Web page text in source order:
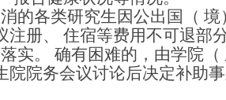
的各类研究生因公出国（ 境
注册、 住宿等费用不可退部
实。 确有困难的，由学院（
院务会议讨论后决定补助事